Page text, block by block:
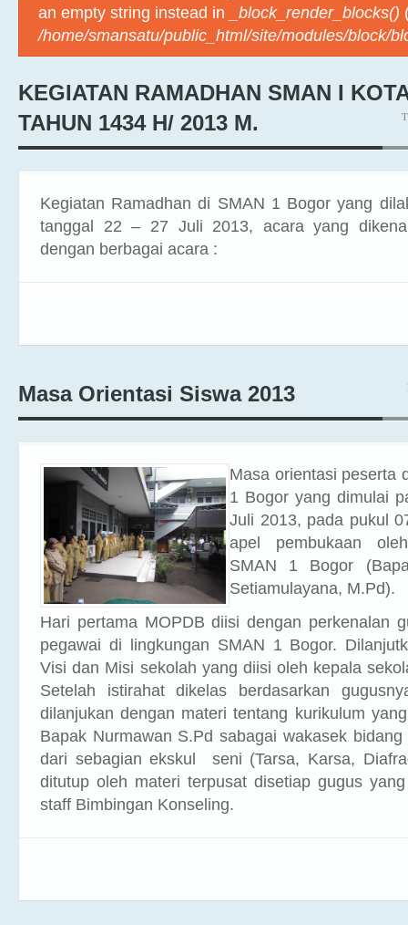
an empty string instead in
_block_render_blocks()
/home/smansatu/public_html/site/modules/block/
KEGIATAN RAMADHAN SMAN I
TAHUN 1434 H/ 2013 M.
Kegiatan Ramadhan di SMAN 1 Bogor yang
tanggal 22 – 27 Juli 2013, acara yang
dengan berbagai acara :
Masa Orientasi Siswa 2013
Masa orientasi peserta
1 Bogor yang dimulai
Juli 2013, pada pukul
apel pembukaan
SMAN 1 Bogor
Setiamulayana, M.Pd).
Hari pertama MOPDB diisi dengan perkenalan
pegawai di lingkungan SMAN 1 Bogor.
Visi dan Misi sekolah yang diisi oleh kepala
Setelah istirahat dikelas berdasarkan
dilanjukan dengan materi tentang kurikulum
Bapak Nurmawan S.Pd sabagai wakasek
dari sebagian ekskul seni (Tarsa, Karsa,
ditutup oleh materi terpusat disetiap gugus
staff Bimbingan Konseling.